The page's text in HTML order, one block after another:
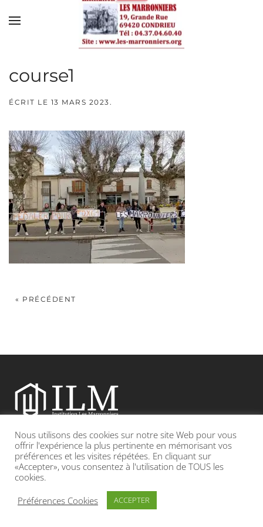
Skip to main content
course1
ÉCRIT LE 13 MARS 2023.
« PRÉCÉDENT
Etablissement catholique sous contrat d’association avec l’Etat
Adresse : 19, Grande rue 69420 CONDRIEU
INFOS LÉGALES POLITIQUE DE CONFIDENTIALITÉ
Nous utilisons des cookies sur notre site Web pour vous
offrir l'expérience la plus pertinente en mémorisant vos
préférences et les visites répétées. En cliquant sur
«Accepter», vous consentez à l'utilisation de TOUS les
cookies.
Préférences Cookies
ACCEPTER